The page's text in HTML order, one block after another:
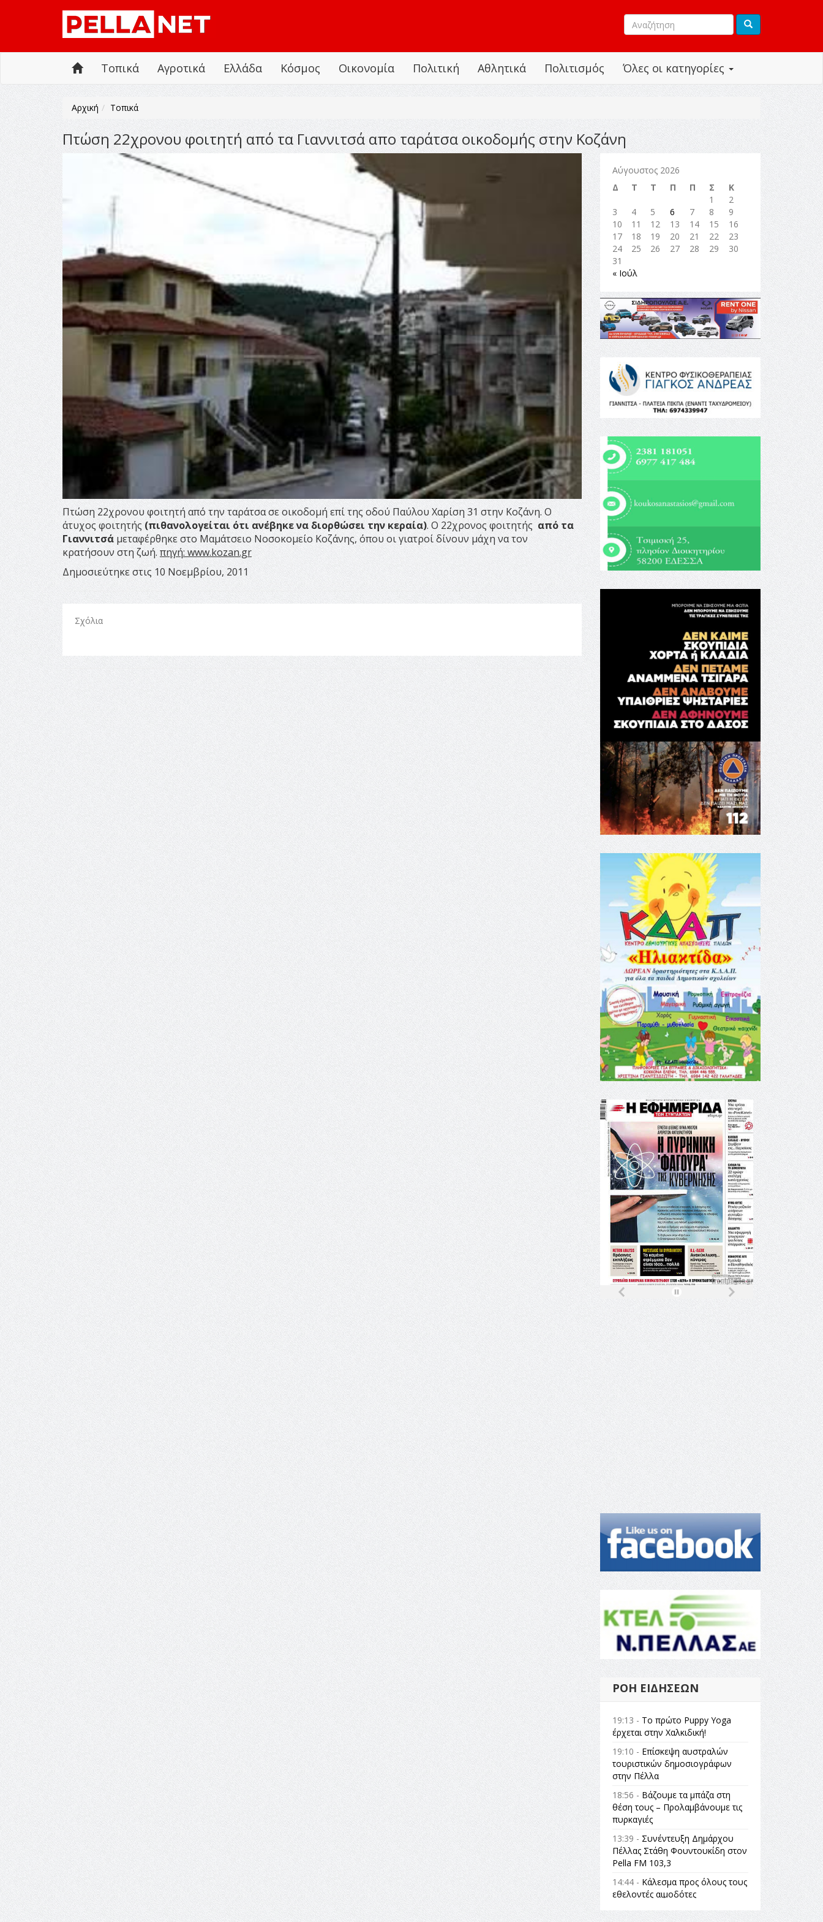
Όλες οι κατηγορίες
Τοπικά Αγροτικά Ελλάδα Κόσμος Οικονομία Πολιτική Αθλητικά Πολιτισμός
Αρχική Τοπικά
Πτώση 22χρονου φοιτητή από τα Γιαννιτσά απο ταράτσα οικοδομής στην Κοζάνη
Πτώση 22χρονου φοιτητή από την ταράτσα σε οικοδομή επί της οδού Παύλου Χαρίση 31 στην Κοζάνη. Ο
άτυχος φοιτητής(πιθανολογείται ότι ανέβηκε να διορθώσει την κεραία). Ο 22χρονος φοιτητής από τα
Γιαννιτσά μεταφέρθηκε στο Μαμάτσειο Νοσοκομείο Κοζάνης, όπου οι γιατροί δίνουν μάχη να τον
κρατήσουν στη ζωή.πηγή: www.kozan.gr
Δημοσιεύτηκε στις 10 Νοεμβρίου, 2011
Σχόλια
Αύγουστος 2026
Δ
Τ Τ Π Π Σ
Κ
1
2
3
4 5 6 7 8
9
10
11 12 13 14 15
16
17
18 19 20 21 22
23
24
25 26 27 28 29
30
31
« Ιούλ
ΡΟΉ ΕΙΔΉΣΕΩΝ
19:13 - Το πρώτο Puppy Yoga
έρχεται στην Χαλκιδική!
19:10 - Επίσκεψη αυστραλών
τουριστικών δημοσιογράφων
στην Πέλλα
18:56 - Βάζουμε τα μπάζα στη
θέση τους – Προλαμβάνουμε τις
πυρκαγιές
13:39 - Συνέντευξη Δημάρχου
Πέλλας Στάθη Φουντουκίδη στον
Pella FM 103,3
14:44 - Κάλεσμα προς όλους τους
εθελοντές αιμοδότες
14:23 -Όλη η Ελλάδα ένας